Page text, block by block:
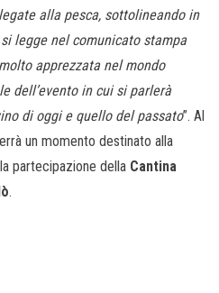
alla pesca, sottolineando in
legge nel comunicato stampa
apprezzata nel mondo
dell’evento in cui si parlerà
di oggi e quello del passato”. Al
un momento destinato alla
partecipazione della Cantina
.